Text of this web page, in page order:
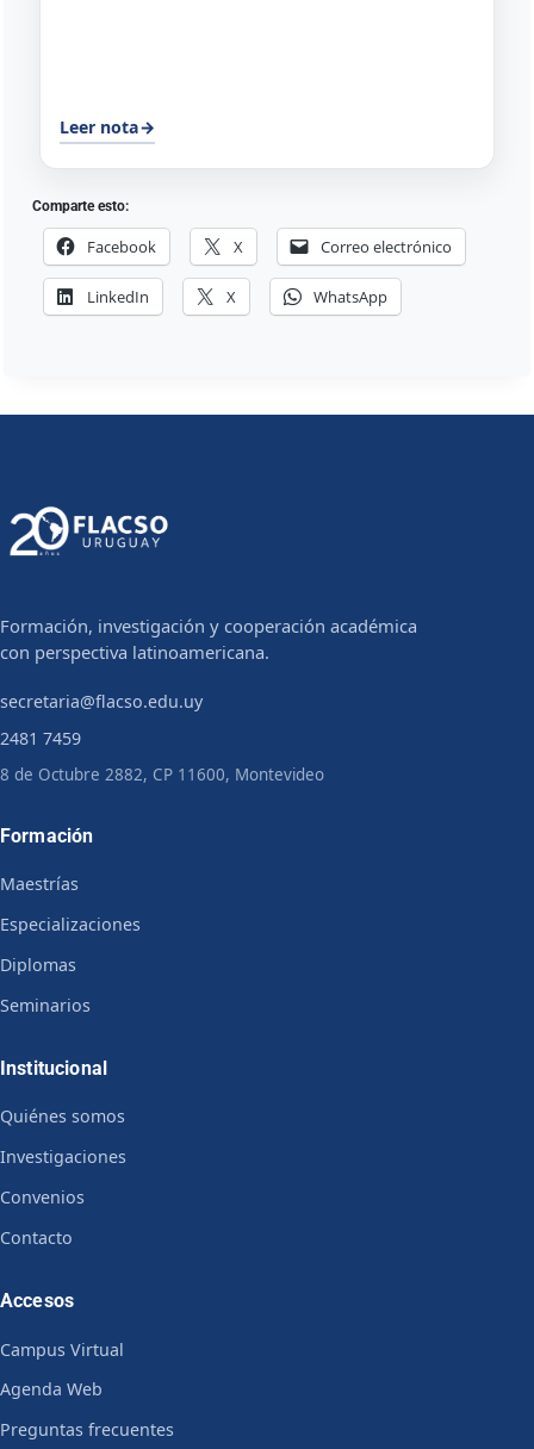
Leer nota→
Comparte esto:
Facebook X Correo electrónico
LinkedIn X WhatsApp
Formación, investigación y cooperación académica
con perspectiva latinoamericana.
secretaria@flacso.edu.uy
2481 7459
8 de Octubre 2882, CP 11600, Montevideo
Formación
Maestrías
Especializaciones
Diplomas
Seminarios
Institucional
Quiénes somos
Investigaciones
Convenios
Contacto
Accesos
Campus Virtual
Agenda Web
Preguntas frecuentes